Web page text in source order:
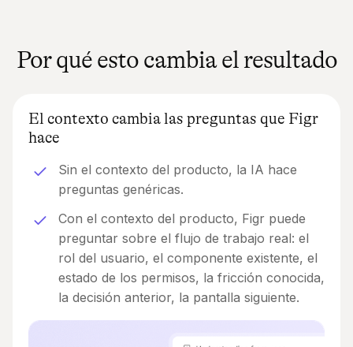
Por qué esto cambia el resultado
El contexto cambia las preguntas que Figr
hace
Sin el contexto del producto, la IA hace
preguntas genéricas.
Con el contexto del producto, Figr puede
preguntar sobre el flujo de trabajo real: el
rol del usuario, el componente existente, el
estado de los permisos, la fricción conocida,
la decisión anterior, la pantalla siguiente.